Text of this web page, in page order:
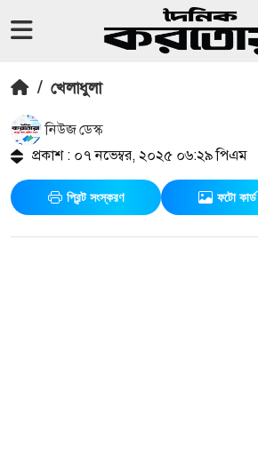
/ খেলাধুলা
নিউজ ডেস্ক
প্রকাশ : ০৭ নভেম্বর, ২০২৫ ০৬:২৯ পিএম
প্রিন্ট সংস্করণ ফটো কার্ড